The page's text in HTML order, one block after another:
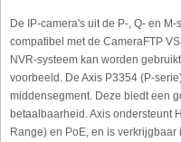
De IP-camera's uit de P-, Q- en
compatibel met de CameraFTP
NVR-systeem kan worden
voorbeeld. De Axis P3354 (P-
middensegment. Deze biedt een
betaalbaarheid. Axis ondersteunt
Range) en PoE, en is